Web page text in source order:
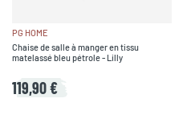
PG HOME
Chaise de salle à manger en tissu
matelassé bleu pétrole - Lilly
119,90 €